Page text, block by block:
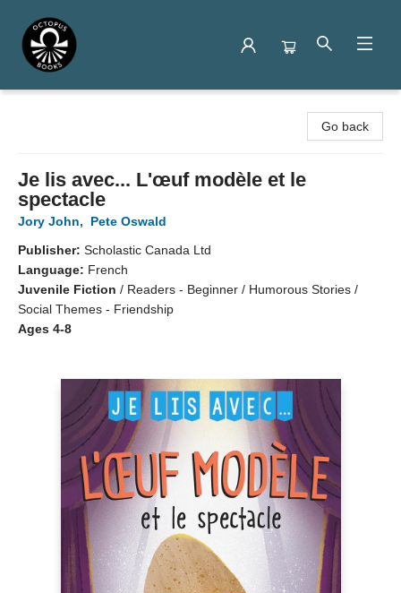
Go back
Je lis avec... L'œuf modèle et le
spectacle
Jory John,
Pete Oswald
Publisher: Scholastic Canada Ltd
Language: French
Juvenile Fiction / Readers - Beginner / Humorous Stories /
Social Themes - Friendship
Ages 4-8